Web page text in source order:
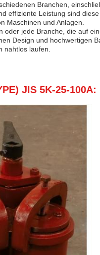
Branchen,
effiziente Leistung sind
Maschinen und Anlagen.
oder jede Branche, die auf
Design und hochwertigen
nahtlos laufen.
JIS 5K-25-100A: